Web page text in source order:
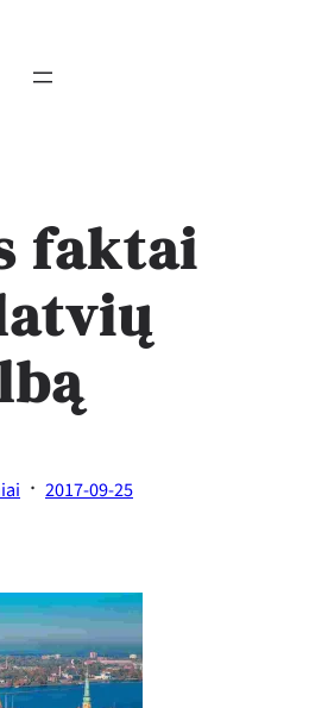
faktai
· 2017-09-25